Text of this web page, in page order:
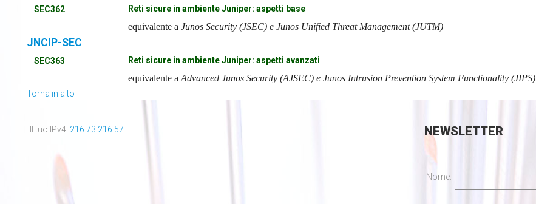
SEC362 Reti sicure in ambiente Juniper: aspetti base
equivalente aJunos Security (JSEC) e Junos Unified Threat Management (JUTM)
JNCIP-SEC
SEC363 Reti sicure in ambiente Juniper: aspetti avanzati
equivalente aAdvanced Junos Security (AJSEC) e Junos Intrusion Prevention System Functionality (JIPS)
Torna in alto
Il tuo IPv4: 216.73.216.57 NEWSLETTER
Nome: